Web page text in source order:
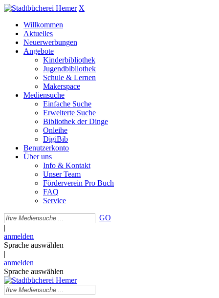
X
Willkommen
Aktuelles
Neuerwerbungen
Angebote
Kinderbibliothek
Jugendbibliothek
Schule & Lernen
Makerspace
Mediensuche
Einfache Suche
Erweiterte Suche
Bibliothek der Dinge
Onleihe
DigiBib
Benutzerkonto
Über uns
Info & Kontakt
Unser Team
Förderverein Pro Buch
FAQ
Service
GO
|
anmelden
Sprache auswählen
|
anmelden
Sprache auswählen